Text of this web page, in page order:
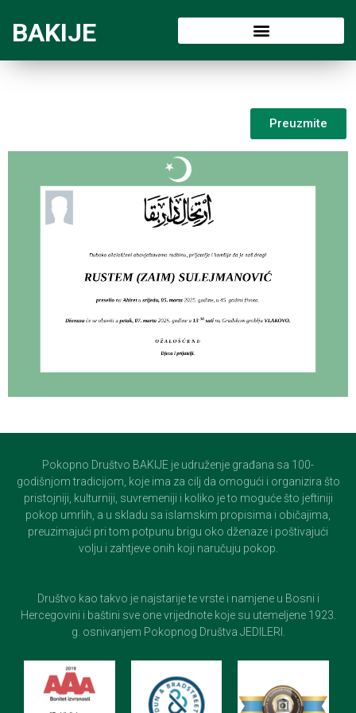
BAKIJE
Preuzmite
Pokopno Društvo BAKIJE je udruženje građana sa 100-
godišnjom tradicijom, koje ima za cilj da omogući i organizira što
pristojniji, kulturniji, suvremeniji i koliko je to moguće što jeftiniji
pokop umrlih, a u skladu sa islamskim propisima i običajima,
preuzimajući pri tom potpunu brigu oko dženaze i poštivajući
volju i zahtjeve onih koji naručuju pokop.
Društvo kao takvo je najstarije te vrste i namjene u Bosni i
Hercegovini i baštini sve one vrijednote koje su utemeljene 1923.
g. osnivanjem Pokopnog Društva JEDILERI.